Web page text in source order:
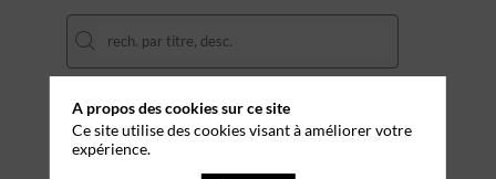
DATES
THÈMATIQUES
A propos des cookies sur ce site
Ce site utilise des cookies visant à améliorer votre
expérience.